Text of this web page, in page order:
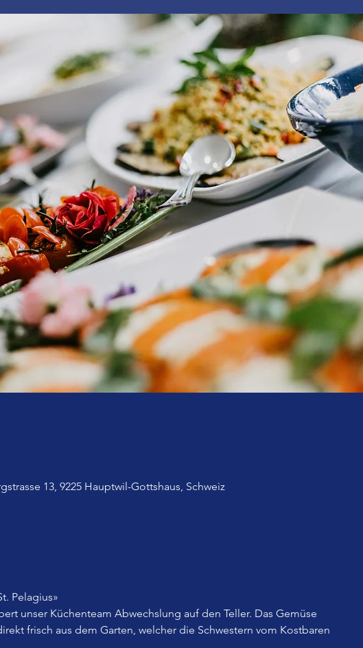
13, 9225 Hauptwil-Gottshaus, Schweiz
Pelagius»
unser Küchenteam Abwechslung auf den Teller. Das Gemüse
frisch aus dem Garten, welcher die Schwestern vom Kostbaren